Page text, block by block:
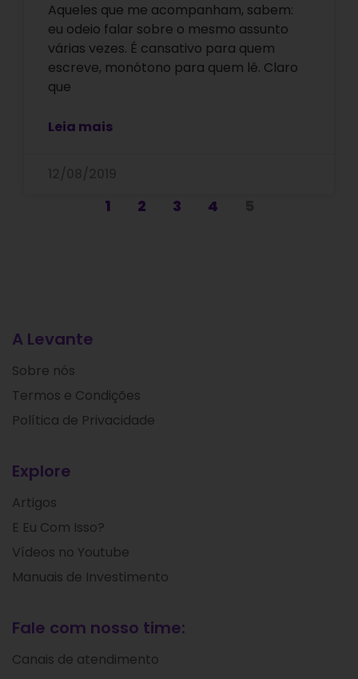
Aqueles que me acompanham, sabem:
eu odeio falar sobre o mesmo assunto
várias vezes. É cansativo para quem
escreve, monótono para quem lê. Claro
que
Leia mais
1 2 3 4
A Levante
Sobre nós
Termos e Condições
Política de Privacidade
Explore
Artigos
E Eu Com Isso?
Vídeos no Youtube
Manuais de Investimento
Fale com nosso time:
Canais de atendimento